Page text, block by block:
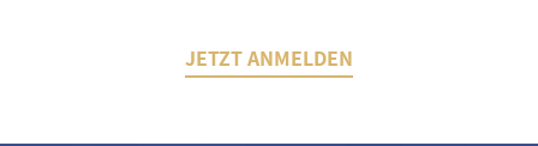
JETZT ANMELDEN